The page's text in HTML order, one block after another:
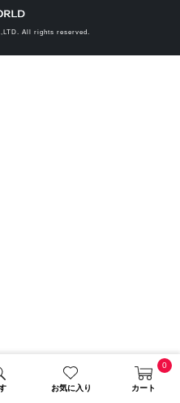
お気に入り カート
0
All rights reserved.